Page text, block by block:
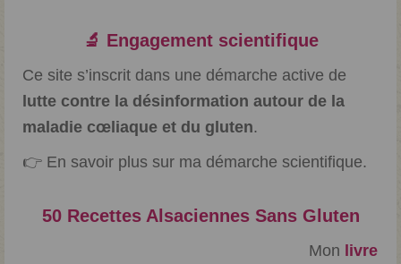
🔬 Engagement scientifique
Ce site s’inscrit dans une démarche active de
lutte contre la désinformation autour de la
maladie cœliaque et du gluten.
👉 En savoir plus sur ma démarche scientifique.
50 Recettes Alsaciennes Sans Gluten
Mon livre